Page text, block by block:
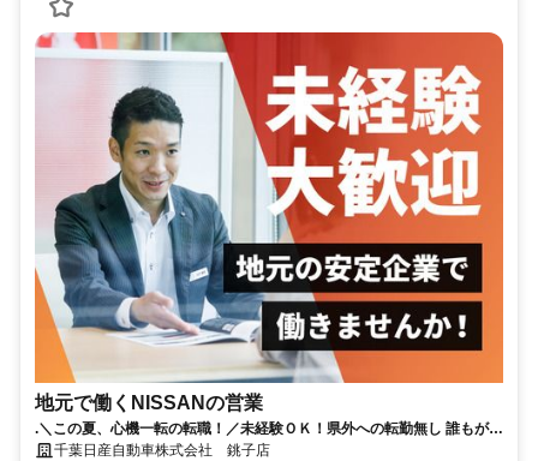
地元で働くNISSANの営業
.＼この夏、心機一転の転職！／未経験ＯＫ！県外への転勤無し 誰もが知
る安心な会社！賞与4.6か月支給！（昨年度実績）
千葉日産自動車株式会社 銚子店